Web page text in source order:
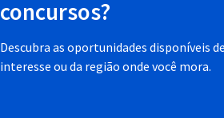
concursos?
Descubra as oportunidades disponíveis
interesse ou da região onde você mora.